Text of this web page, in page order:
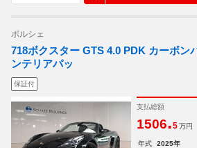
ポルシェ
718ボクスター GTS 4.0 PDK カーボン
ンテリアパッ
保証付
支払総額
1506.5 万円
年式 2025年